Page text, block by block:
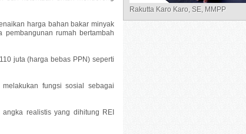
harga bahan bakar minyak
pembangunan rumah bertambah
juta (harga bebas PPN) seperti
fungsi sosial sebagai
realistis yang dihitung REI
Rakutta Karo Karo, SE, MMPP